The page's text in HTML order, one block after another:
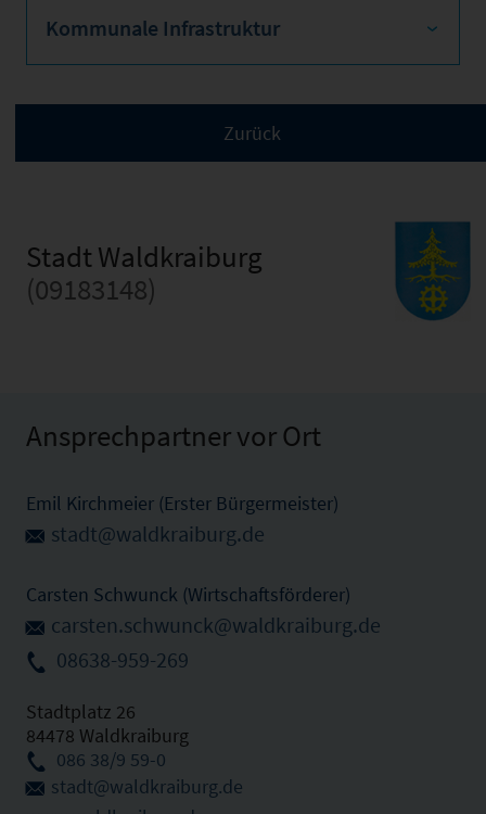
Kommunale Infrastruktur
Stadt Waldkraiburg
(09183148)
Ansprechpartner vor Ort
Emil Kirchmeier (Erster Bürgermeister)
stadt@waldkraiburg.de
Carsten Schwunck (Wirtschaftsförderer)
carsten.schwunck@waldkraiburg.de
08638-959-269
Stadtplatz 26
84478 Waldkraiburg
086 38/9 59-0
stadt@waldkraiburg.de